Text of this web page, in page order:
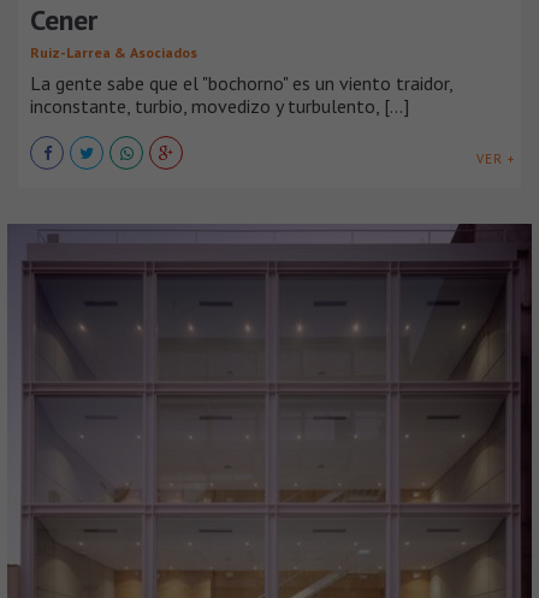
Cener
Ruiz-Larrea & Asociados
La gente sabe que el "bochorno" es un viento traidor,
inconstante, turbio, movedizo y turbulento, [...]
VER +